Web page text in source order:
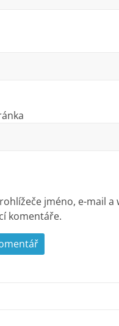
jméno, e-mail a
komentáře.